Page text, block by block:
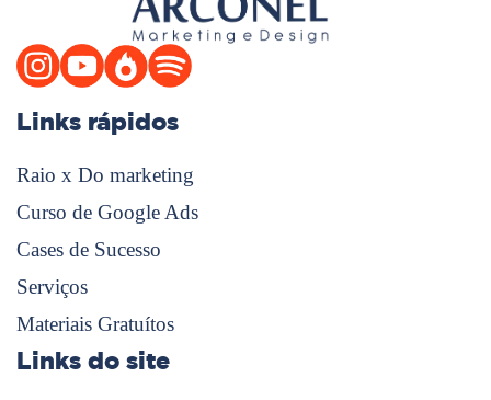
Links rápidos
Raio x Do marketing
Curso de Google Ads
Cases de Sucesso
Serviços
Materiais Gratuítos
Links do site